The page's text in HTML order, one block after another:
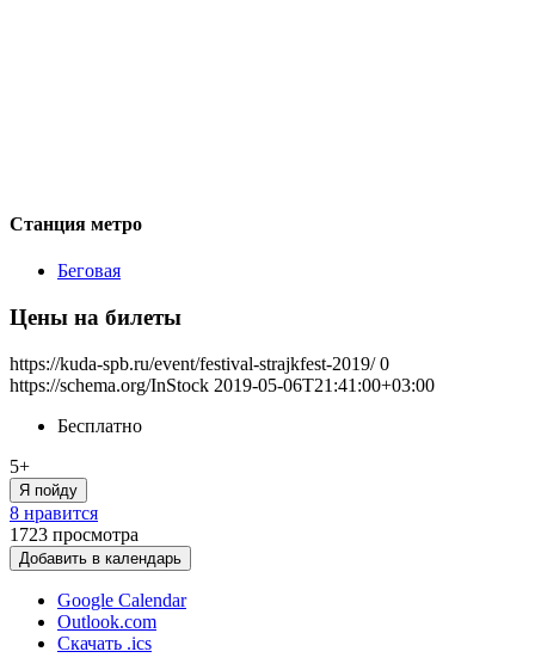
Станция метро
Беговая
Цены на билеты
https://kuda-spb.ru/event/festival-strajkfest-2019/ 0
https://schema.org/InStock 2019-05-06T21:41:00+03:00
Бесплатно
5+
Я пойду
8 нравится
1723 просмотра
Добавить в календарь
Google Calendar
Outlook.com
Скачать .ics